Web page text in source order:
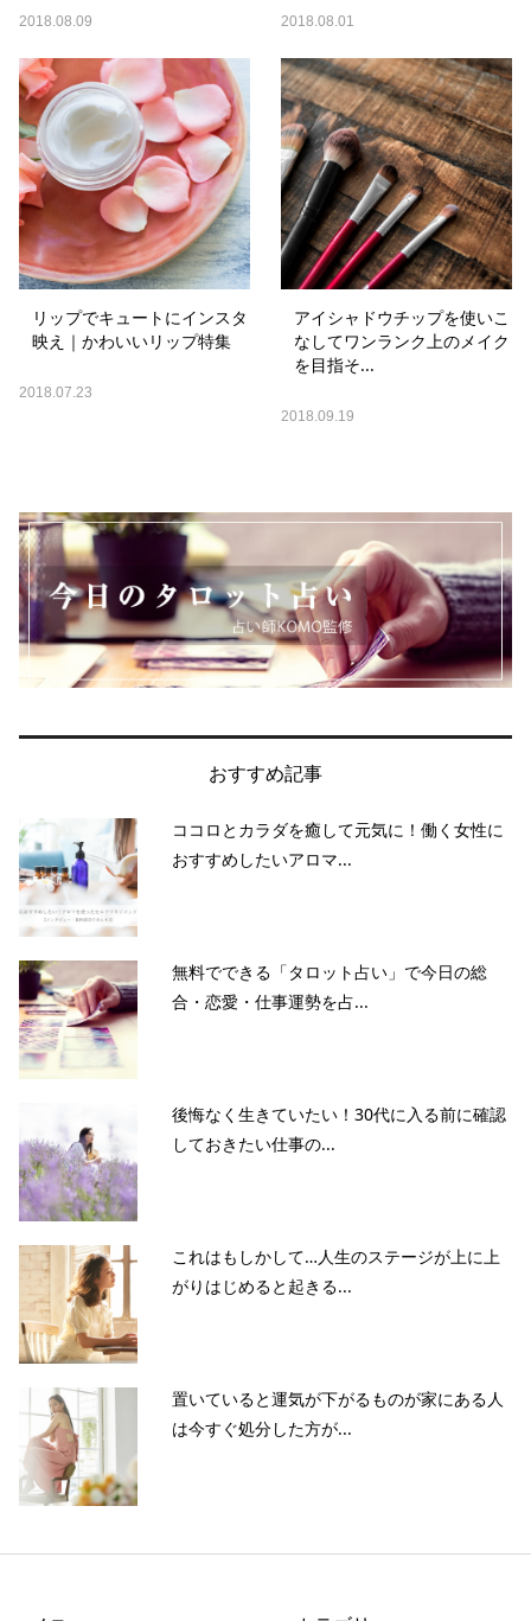
2018.08.09 2018.08.01
リップでキュートにインスタ
映え｜かわいいリップ特集
2018.07.23
アイシャドウチップを使いこ
なしてワンランク上のメイク
を目指そ...
2018.09.19
おすすめ記事
ココロとカラダを癒して元気に！働く女性に
おすすめしたいアロマ...
無料でできる「タロット占い」で今日の総
合・恋愛・仕事運勢を占...
後悔なく生きていたい！30代に入る前に確認
しておきたい仕事の...
これはもしかして…人生のステージが上に上
がりはじめると起きる...
置いていると運気が下がるものが家にある人
は今すぐ処分した方が...